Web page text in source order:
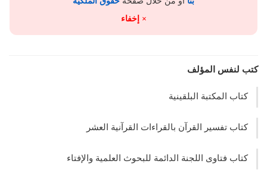
× إخفاء
كتب لنفس المؤلف
كتاب المكتبة البلقينية
كتاب تفسير القرآن بالقراءات القرآنية العشر
كتاب فتاوى اللجنة الدائمة للبحوث العلمية والإفتاء